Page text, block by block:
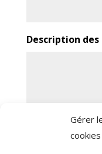
Gérer
cookies
Description des